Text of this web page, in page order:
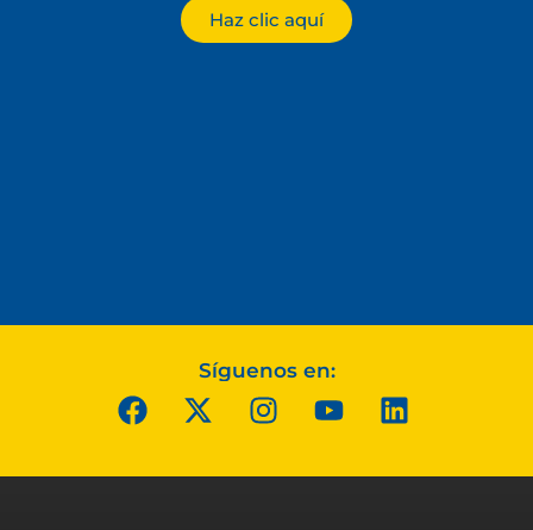
Haz clic aquí
Síguenos en: